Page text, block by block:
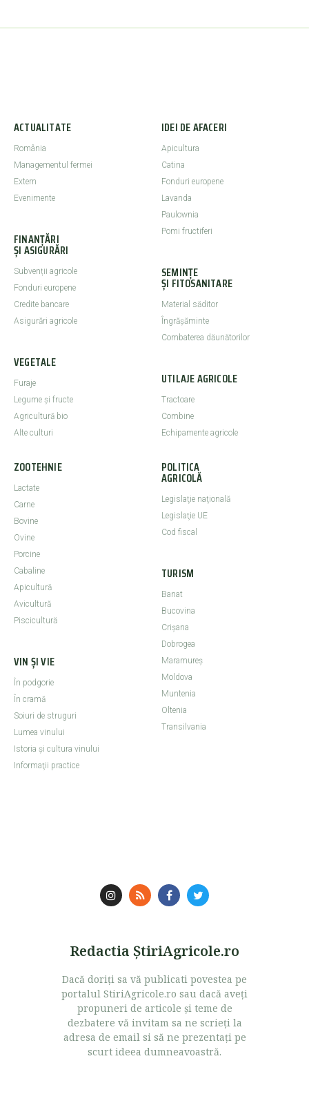
ACTUALITATE
România
Managementul fermei
Extern
Evenimente
FINANȚĂRI
ȘI ASIGURĂRI
Subvenții agricole
Fonduri europene
Credite bancare
Asigurări agricole
VEGETALE
Furaje
Legume şi fructe
Agricultură bio
Alte culturi
IDEI DE AFACERI
Apicultura
Catina
Fonduri europene
Lavanda
Paulownia
Pomi fructiferi
SEMINȚE
ȘI FITOSANITARE
Material săditor
Îngrășăminte
Combaterea dăunătorilor
UTILAJE AGRICOLE
Tractoare
Combine
Echipamente agricole
ZOOTEHNIE
Lactate
Carne
Bovine
Ovine
Porcine
Cabaline
Apicultură
Avicultură
Piscicultură
VIN ȘI VIE
În podgorie
În cramă
Soiuri de struguri
Lumea vinului
Istoria şi cultura vinului
Informaţii practice
POLITICA
AGRICOLĂ
Legislaţie naţională
Legislaţie UE
Cod fiscal
TURISM
Banat
Bucovina
Crişana
Dobrogea
Maramureş
Moldova
Muntenia
Oltenia
Transilvania
Redactia ŞtiriAgricole.ro
Dacă doriţi sa vă publicati povestea pe
portalul StiriAgricole.ro sau dacă aveţi
propuneri de articole şi teme de
dezbatere vă invitam sa ne scrieţi la
adresa de email si să ne prezentaţi pe
scurt ideea dumneavoastră.